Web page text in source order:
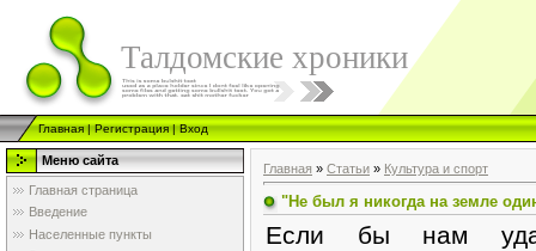
Талдомские хроники
Главная|Регистрация|Вход
Меню сайта
Главная страница
Введение
Населенные пункты
Главная » Статьи » Культура и спорт
"Не был я никогда на земле
Если бы нам